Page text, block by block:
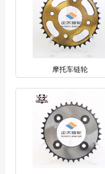
摩托车链轮